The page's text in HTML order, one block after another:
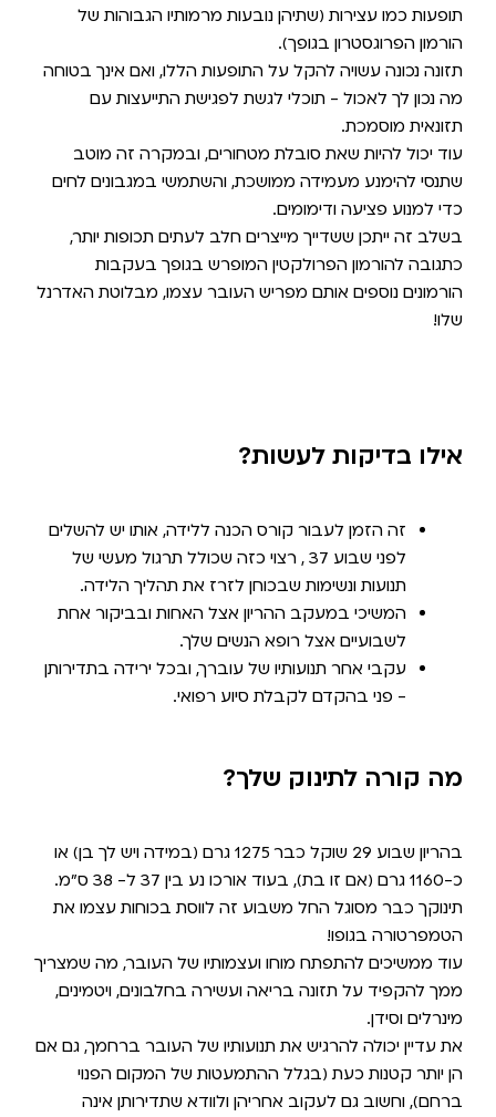
תופעות כמו עצירות (שתיהן נובעות מרמותיו הגבוהות של
הורמון הפרוגסטרון בגופך).
תזונה נכונה עשויה להקל על התופעות הללו, ואם אינך בטוחה
מה נכון לך לאכול - תוכלי לגשת לפגישת התייעצות עם
תזונאית מוסמכת.
עוד יכול להיות שאת סובלת מטחורים, ובמקרה זה מוטב
שתנסי להימנע מעמידה ממושכת, והשתמשי במגבונים לחים
כדי למנוע פציעה ודימומים.
בשלב זה ייתכן ששדייך מייצרים חלב לעתים תכופות יותר,
כתגובה להורמון הפרולקטין המופרש בגופך בעקבות
הורמונים נוספים אותם מפריש העובר עצמו, מבלוטת האדרנל
שלו!
אילו בדיקות לעשות?
זה הזמן לעבור קורס הכנה ללידה, אותו יש להשלים
לפני שבוע 37 , רצוי כזה שכולל תרגול מעשי של
תנועות ונשימות שבכוחן לזרז את תהליך הלידה.
המשיכי במעקב ההריון אצל האחות ובביקור אחת
לשבועיים אצל רופא הנשים שלך.
עקבי אחר תנועותיו של עוברך, ובכל ירידה בתדירותן
- פני בהקדם לקבלת סיוע רפואי.
מה קורה לתינוק שלך?
בהריון שבוע 29 שוקל כבר 1275 גרם (במידה ויש לך בן) או
כ-1160 גרם (אם זו בת), בעוד אורכו נע בין 37 ל- 38 ס"מ.
תינוקך כבר מסוגל החל משבוע זה לווסת בכוחות עצמו את
הטמפרטורה בגופו!
עוד ממשיכים להתפתח מוחו ועצמותיו של העובר, מה שמצריך
ממך להקפיד על תזונה בריאה ועשירה בחלבונים, ויטמינים,
מינרלים וסידן.
את עדיין יכולה להרגיש את תנועותיו של העובר ברחמך, גם אם
הן יותר קטנות כעת (בגלל ההתמעטות של המקום הפנוי
ברחם), וחשוב גם לעקוב אחריהן ולוודא שתדירותן אינה